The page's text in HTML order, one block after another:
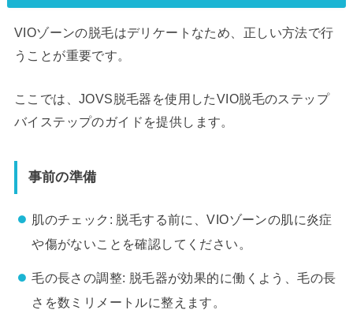
VIOゾーンの脱毛はデリケートなため、正しい方法で行
うことが重要です。
ここでは、JOVS脱毛器を使用したVIO脱毛のステップ
バイステップのガイドを提供します。
事前の準備
肌のチェック: 脱毛する前に、VIOゾーンの肌に炎症
や傷がないことを確認してください。
毛の長さの調整: 脱毛器が効果的に働くよう、毛の長
さを数ミリメートルに整えます。